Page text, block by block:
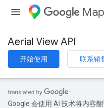
Aerial View API
开始使用 联系销
Google 会使用 AI 技术将内容